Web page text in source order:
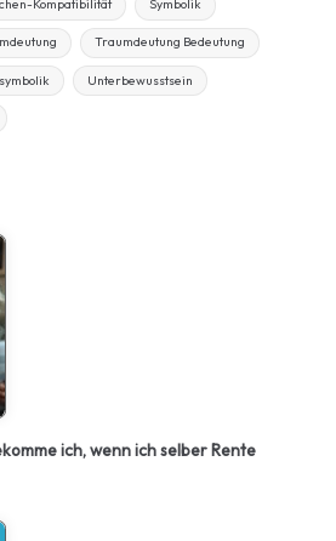
Kompatibilität Symbolik
Traumdeutung Bedeutung
Unterbewusstsein
ich, wenn ich selber Rente